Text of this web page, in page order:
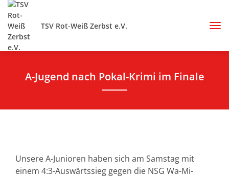
TSV Rot-Weiß Zerbst e.V.
A-Jugend nach Pokal-Krimi im Finale
Unsere A-Junioren haben sich am Samstag mit
einem 4:3-Auswärtssieg gegen die NSG Wa-Mi-